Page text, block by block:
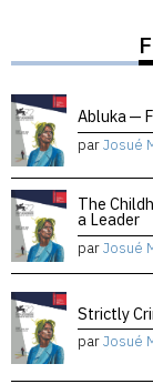
Abluka —
parJosué
The
a Leader
parJosué
Strictly
parJosué